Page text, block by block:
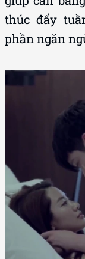
thúc đẩy
phần ngăn